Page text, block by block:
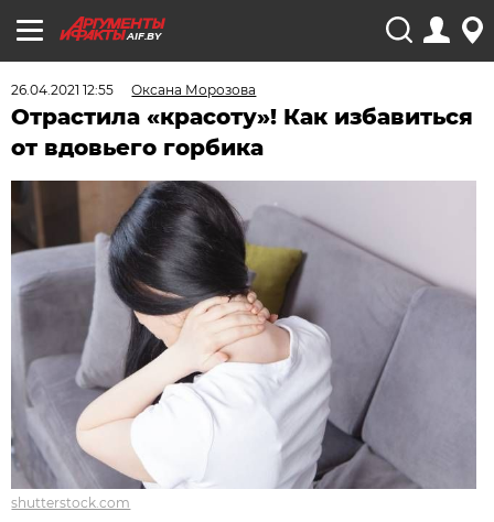
AIF.BY
26.04.2021 12:55 Оксана Морозова
Отрастила «красоту»! Как избавиться
от вдовьего горбика
shutterstock.com